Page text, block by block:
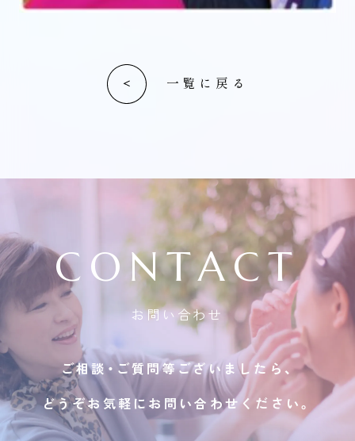
一覧に戻る
CONTACT
お問い合わせ
ご相談・ご質問等ございましたら、
どうぞお気軽にお問い合わせください。